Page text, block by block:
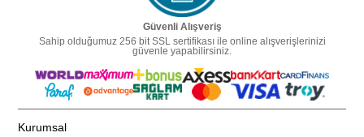
Güvenli Alışveriş
Sahip olduğumuz 256 bit SSL sertifikası ile online alışverişlerinizi
güvenle yapabilirsiniz.
Kurumsal